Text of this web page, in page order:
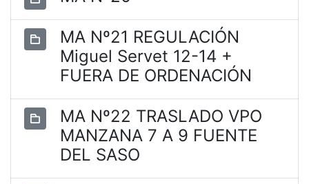
MA Nº21 REGULACIÓN
Miguel Servet 12-14 +
FUERA DE ORDENACIÓN
MA Nº22 TRASLADO VPO
MANZANA 7 A 9 FUENTE
DEL SASO